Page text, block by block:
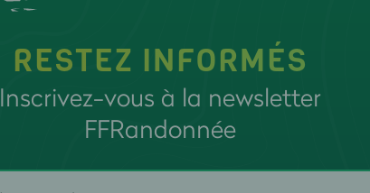
RESTEZ INFORMÉS
Inscrivez-vous à la newsletter
FFRandonnée